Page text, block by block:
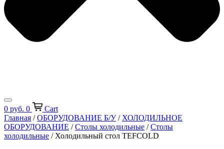
0 руб. 0
Cart
Главная /ОБОРУДОВАНИЕ Б/У/ ХОЛОДИЛЬНОЕ
ОБОРУДОВАНИЕ /Столы холодильные /Столы
холодильные / Холодильный стол TEFCOLD